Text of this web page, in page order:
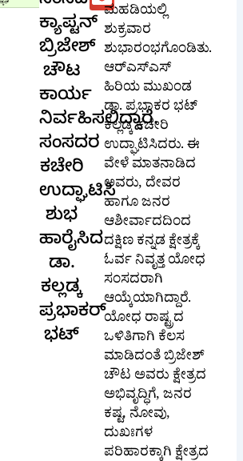
ಕ್ಯಾಪ್ಟನ್
ಬ್ರಿಜೇಶ್
ಚೌಟ
ಕಾರ್ಯ
ನಿರ್ವಹಿಸಲಿದ್ದಾರೆ.
ಸಂಸದರ
ಕಚೇರಿ
ಉದ್ಘಾಟಿಸಿ
ಶುಭ
ಹಾರೈಸಿದ
ಡಾ.
ಕಲ್ಲಡ್ಕ
ಪ್ರಭಾಕರ್
ಭಟ್
ಶುಕ್ರವಾರ
ಶುಭಾರಂಭಗೊಂಡಿತು.
ಆರ್‌ಎಸ್‌ಎಸ್
ಹಿರಿಯ ಮುಖಂಡ
ಡಾ. ಪ್ರಭಾಕರ ಭಟ್
ಕಲ್ಲಡ್ಕ ಕಚೇರಿ
ಉದ್ಘಾಟಿಸಿದರು. ಈ
ವೇಳೆ ಮಾತನಾಡಿದ
ಅವರು, ದೇವರ
ಹಾಗೂ ಜನರ
ಆಶೀರ್ವಾದದಿಂದ
ದಕ್ಷಿಣ ಕನ್ನಡ ಕ್ಷೇತ್ರಕ್ಕೆ
ಓರ್ವ ನಿವೃತ್ತ ಯೋಧ
ಸಂಸದರಾಗಿ
ಆಯ್ಕೆಯಾಗಿದ್ದಾರೆ.
ಯೋಧ ರಾಷ್ಟ್ರದ
ಒಳಿತಿಗಾಗಿ ಕೆಲಸ
ಮಾಡಿದಂತೆ ಬ್ರಿಜೇಶ್
ಚೌಟ ಅವರು ಕ್ಷೇತ್ರದ
ಅಭಿವೃದ್ಧಿಗೆ, ಜನರ
ಕಷ್ಟ, ನೋವು,
ದುಖಃಗಳ
ಪರಿಹಾರಕ್ಕಾಗಿ ಕ್ಷೇತ್ರದ
ಪ್ರತಿನಿಧಿಯಾಗಿ